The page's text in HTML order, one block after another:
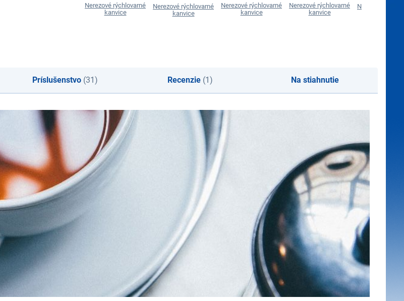
Nerezové rýchlovarné
kanvice
Nerezové rýchlovarné
kanvice
Nerezové rýchlovarné
kanvice
Nerezové rýchlovarné
kanvice
Nerezové
Príslušenstvo(31) Recenzie(1) Na stiahnutie